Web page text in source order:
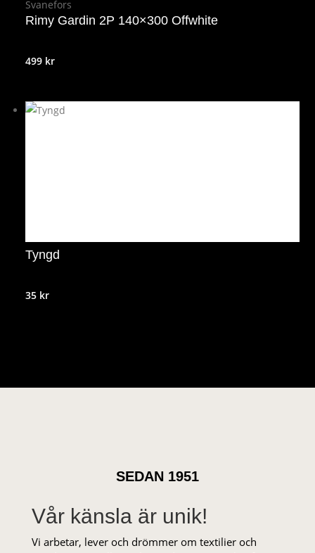
Svanefors
Rimy Gardin 2P 140×300 Offwhite
499 kr
Tyngd
35 kr
SEDAN 1951
Vår känsla är unik!
Vi arbetar, lever och drömmer om textilier och